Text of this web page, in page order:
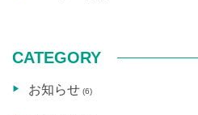
CATEGORY
お知らせ (6)